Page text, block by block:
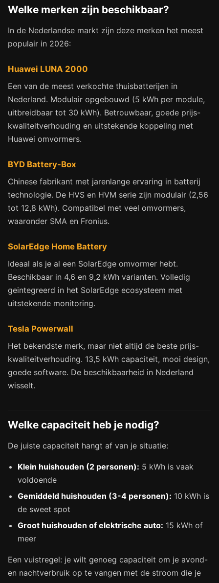
Welke merken zijn beschikbaar?
In de Nederlandse markt zijn deze merken het meest
populair in 2026:
Huawei LUNA 2000
Een van de meest verkochte thuisbatterijen in
Nederland. Modulair opgebouwd (5 kWh per module,
uitbreidbaar tot 30 kWh). Betrouwbaar, goede prijs-
kwaliteitverhouding en uitstekende koppeling met
Huawei omvormers.
BYD Battery-Box
Chinese fabrikant met jarenlange ervaring in batterij
technologie. De HVS en HVM serie zijn modulair (2,56
tot 12,8 kWh). Compatibel met veel omvormers,
waaronder SMA en Fronius.
SolarEdge Home Battery
Ideaal als je al een SolarEdge omvormer hebt.
Beschikbaar in 4,6 en 9,2 kWh varianten. Volledig
geintegreerd in het SolarEdge ecosysteem met
uitstekende monitoring.
Tesla Powerwall
Het bekendste merk, maar niet altijd de beste prijs-
kwaliteitverhouding. 13,5 kWh capaciteit, mooi design,
goede software. De beschikbaarheid in Nederland
wisselt.
Welke capaciteit heb je nodig?
De juiste capaciteit hangt af van je situatie:
Klein huishouden (2 personen): 5 kWh is vaak
voldoende
Gemiddeld huishouden (3-4 personen): 10 kWh is
de sweet spot
Groot huishouden of elektrische auto: 15 kWh of
meer
Een vuistregel: je wilt genoeg capaciteit om je avond-
en nachtverbruik op te vangen met de stroom die je